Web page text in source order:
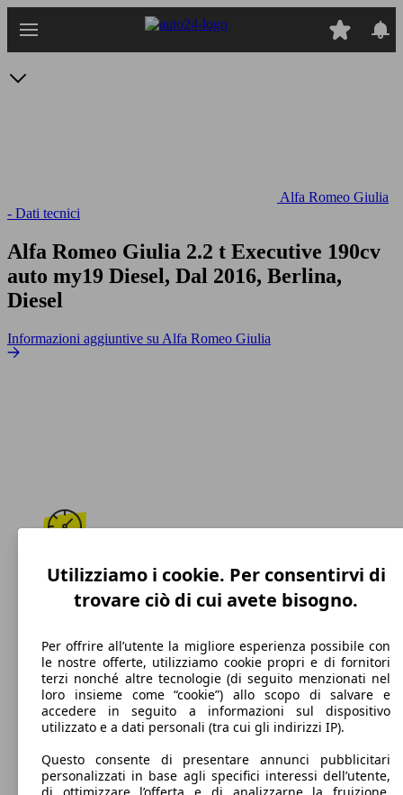
Alfa Romeo Giulia
- Dati tecnici
Alfa Romeo Giulia 2.2 t Executive 190cv
auto my19 Diesel, Dal 2016, Berlina,
Diesel
Informazioni aggiuntive su Alfa Romeo Giulia
230 km/h
Velocità massima
Diesel
Carburante
Utilizziamo i cookie. Per consentirvi di
trovare ciò di cui avete bisogno.
Per offrire all’utente la migliore esperienza possibile con
le nostre offerte, utilizziamo cookie propri e di fornitori
terzi nonché altre tecnologie (di seguito menzionati nel
loro insieme come “cookie”) allo scopo di salvare e
accedere in seguito a informazioni sul dispositivo
utilizzato e a dati personali (tra cui gli indirizzi IP).
Questo consente di presentare annunci pubblicitari
personalizzati in base agli specifici interessi dell’utente,